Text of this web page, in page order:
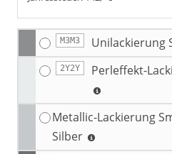
M3M3 Unilackierung
2Y2Y Perleffekt-
Metallic-Lackierung
Silber